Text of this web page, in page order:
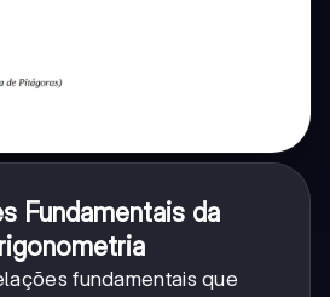
Fundamentais da
fundamentais que